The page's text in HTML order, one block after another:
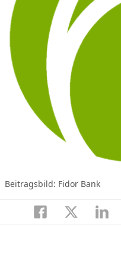
Beitragsbild: Fidor Bank